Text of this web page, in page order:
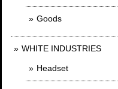
Goods
WHITE INDUSTRIES
Headset